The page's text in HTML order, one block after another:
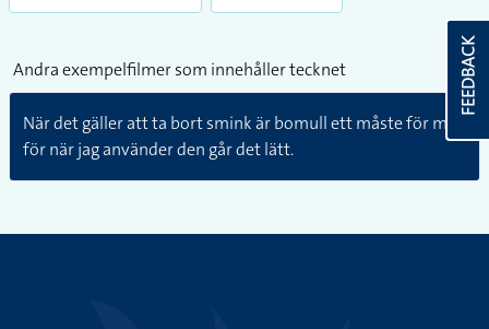
Andra exempelfilmer som innehåller tecknet
När det gäller att ta bort smink är bomull ett måste för mig
för när jag använder den går det lätt.
FEEDBACK